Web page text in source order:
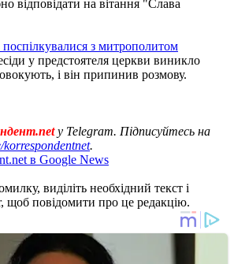
відповідати на вітання "Слава
з митрополитом
у предстоятеля церкви виникло
і він припинив розмову.
у Telegram. Підписуйтесь на
korrespondentnet.
в Google News
виділіть необхідний текст і
щоб повідомити про це редакцію.